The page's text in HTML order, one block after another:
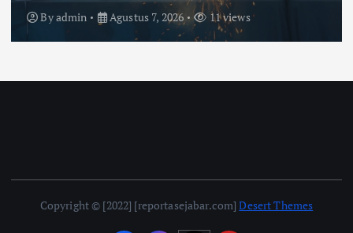
Byadmin Agustus 7, 2026 12 views
Copyright © [2022] [reportasejabar.com]Desert Themes